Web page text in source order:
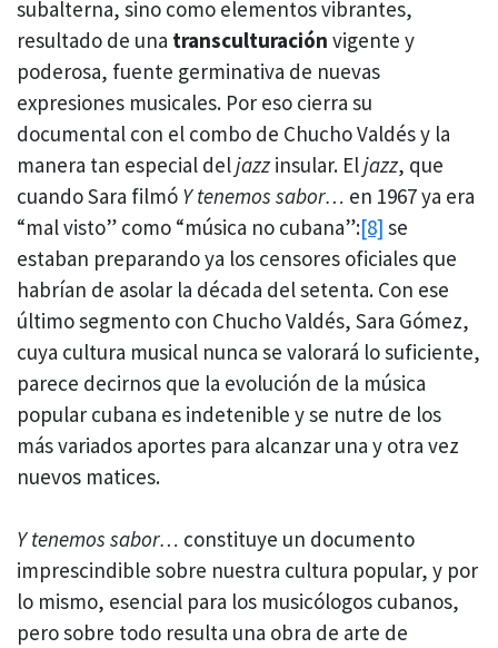
subalterna, sino como elementos vibrantes,
resultado de una transculturación vigente y
poderosa, fuente germinativa de nuevas
expresiones musicales. Por eso cierra su
documental con el combo de Chucho Valdés y la
manera tan especial deljazz insular. Eljazz, que
cuando Sara filmó Y tenemos sabor… en 1967 ya era
“mal visto” como “música no cubana”:[8] se
estaban preparando ya los censores oficiales que
habrían de asolar la década del setenta. Con ese
último segmento con Chucho Valdés, Sara Gómez,
cuya cultura musical nunca se valorará lo suficiente,
parece decirnos que la evolución de la música
popular cubana es indetenible y se nutre de los
más variados aportes para alcanzar una y otra vez
nuevos matices.
Y tenemos sabor… constituye un documento
imprescindible sobre nuestra cultura popular, y por
lo mismo, esencial para los musicólogos cubanos,
pero sobre todo resulta una obra de arte de